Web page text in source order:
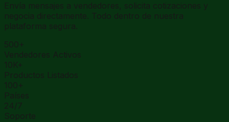
Envía mensajes a vendedores, solicita cotizaciones y
negocia directamente. Todo dentro de nuestra
plataforma segura.
500+
Vendedores Activos
10K+
Productos Listados
100+
Países
24/7
Soporte